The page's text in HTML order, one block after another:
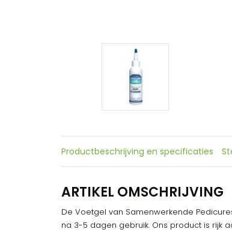
Productbeschrijving en specificaties
ARTIKEL OMSCHRIJVING
De Voetgel van Samenwerkende
na 3-5 dagen gebruik. Ons product is rijk